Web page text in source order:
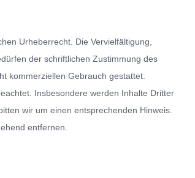
Urheberrecht. Die Vervielfältigung,
der schriftlichen Zustimmung des
kommerziellen Gebrauch gestattet.
Insbesondere werden Inhalte Dritter
wir um einen entsprechenden Hinweis.
entfernen.